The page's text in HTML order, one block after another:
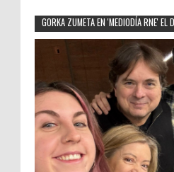
GORKA ZUMETA EN 'MEDIODÍA RNE' EL